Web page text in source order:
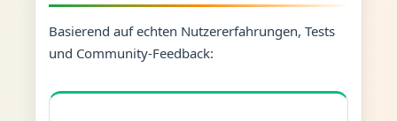
Basierend auf echten Nutzererfahrungen, Tests
und Community-Feedback: